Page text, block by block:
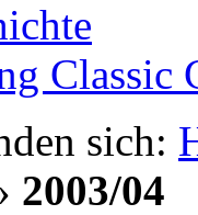
Classic
sich:
2003/04